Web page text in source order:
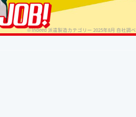
※Indeed 派遣製造カテゴリー 2025年8月 自社調べ